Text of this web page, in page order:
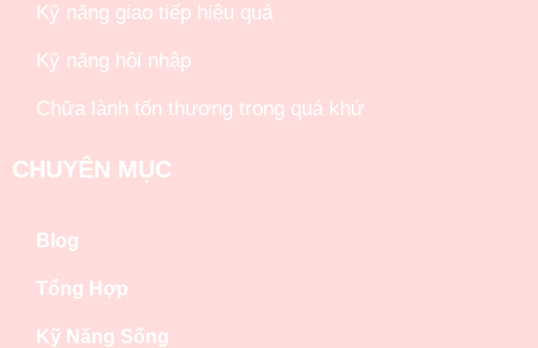
Kỹ năng giao tiếp hiệu quả
Kỹ năng hội nhập
Chữa lành tổn thương trong quá khứ
CHUYÊN MỤC
Blog
Tổng Hợp
Kỹ Năng Sống